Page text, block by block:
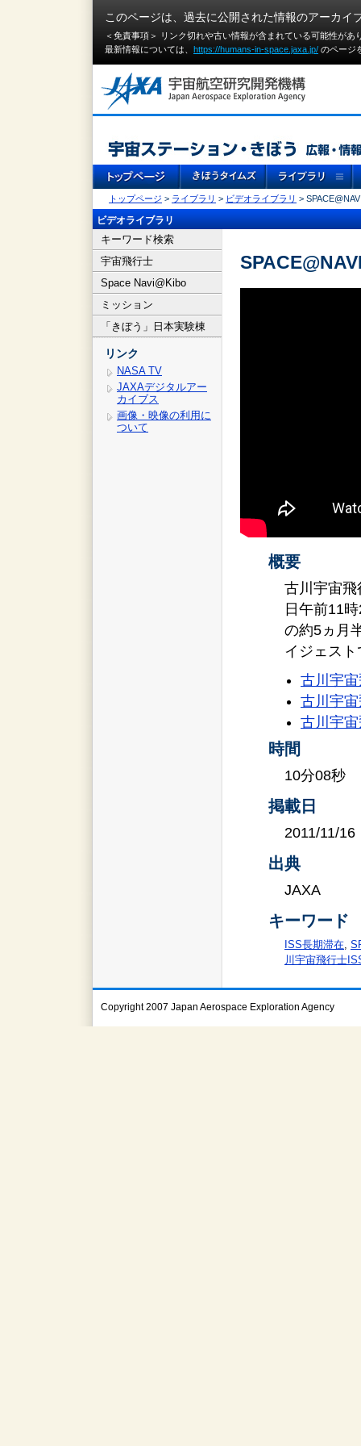
このページは、過去に公開された情報のアーカイ
＜免責事項＞ リンク切れや古い情報が含まれている可能性が
最新情報については、 https://humans-in-space.jaxa.jp/ のページ
トップページ > ライブラリ > ビデオライブラリ >
ビデオライブラリ
キーワード検索
宇宙飛行士
Space Navi@Kibo
ミッション
「きぼう」日本実験棟
リンク
NASA TV
JAXAデジタルアー
カイブス
画像・映像の利用に
ついて
概要
古川宇宙
日午前11
の約5ヵ月
イジェス
古川宇
古川宇
古川宇
時間
10分08秒
掲載日
2011/11/16
出典
JAXA
キーワード
ISS長期滞在,
川宇宙飛行士
Copyright 2007 Japan Aerospace Exploration Agency